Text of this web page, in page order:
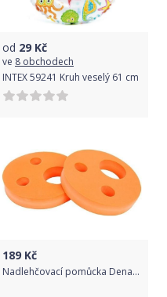
od 29 Kč
ve 8 obchodech
INTEX 59241 Kruh veselý 61 cm
189 Kč
Nadlehčovací pomůcka Dena Kroužky - oranžová oranžová